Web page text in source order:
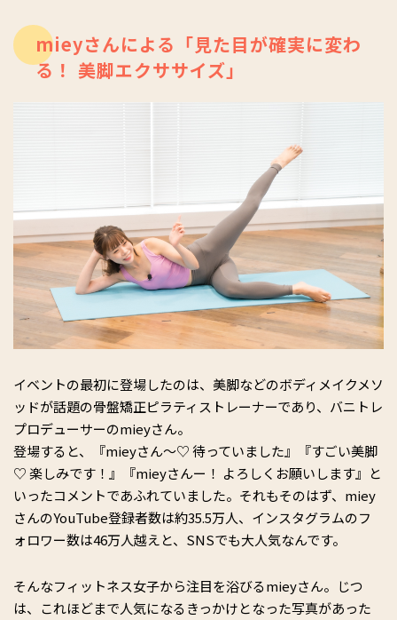
mieyさんによる「見た目が確実に変わ
る！ 美脚エクササイズ」
イベントの最初に登場したのは、美脚などのボディメイクメソ
ッドが話題の骨盤矯正ピラティストレーナーであり、バニトレ
プロデューサーのmieyさん。
登場すると、『mieyさん〜♡ 待っていました』『すごい美脚
♡ 楽しみです！』『mieyさんー！ よろしくお願いします』と
いったコメントであふれていました。それもそのはず、miey
さんのYouTube登録者数は約35.5万人、インスタグラムのフ
ォロワー数は46万人越えと、SNSでも大人気なんです。
そんなフィットネス女子から注目を浴びるmieyさん。じつ
は、これほどまで人気になるきっかけとなった写真があった